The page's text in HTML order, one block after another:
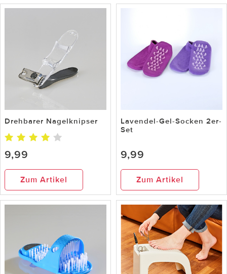
Drehbarer Nagelknipser
9,99
Zum Artikel
Lavendel-Gel-Socken 2er-
Set
9,99
Zum Artikel